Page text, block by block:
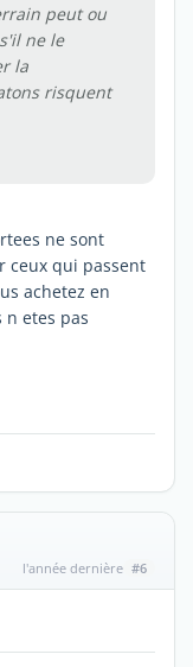
peut ou
ne le
la
risquent
ne sont
ceux qui passent
achetez en
n etes pas
l'année dernière #6